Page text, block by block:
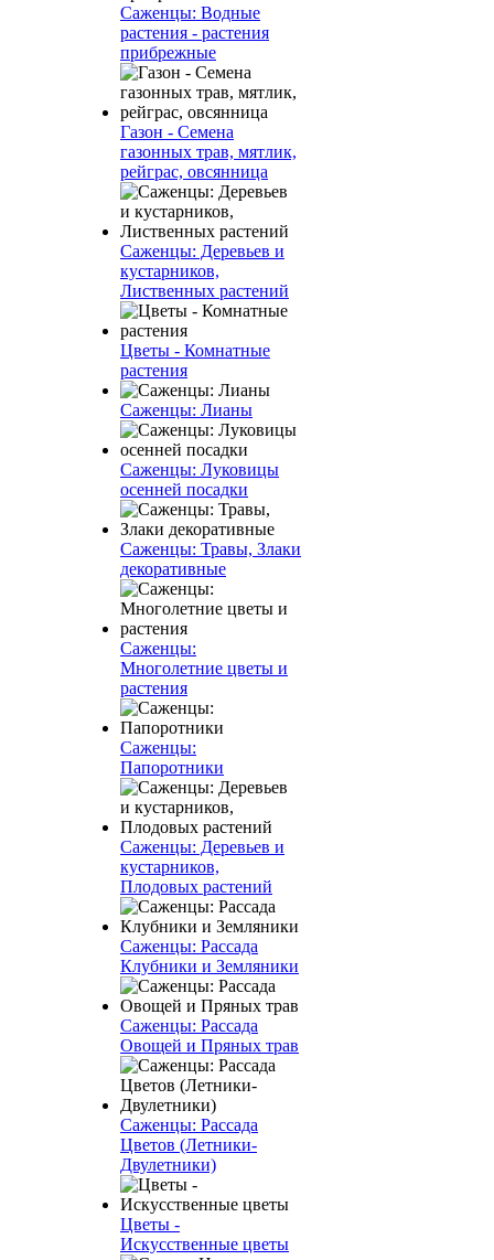
Саженцы: Водные
растения - растения
прибрежные
Газон - Семена
газонных трав, мятлик,
рейграс, овсянница
Саженцы: Деревьев и
кустарников,
Лиственных растений
Цветы - Комнатные
растения
Саженцы: Лианы
Саженцы: Луковицы
осенней посадки
Саженцы: Травы, Злаки
декоративные
Саженцы:
Многолетние цветы и
растения
Саженцы:
Папоротники
Саженцы: Деревьев и
кустарников,
Плодовых растений
Саженцы: Рассада
Клубники и Земляники
Саженцы: Рассада
Овощей и Пряных трав
Саженцы: Рассада
Цветов (Летники-
Двулетники)
Цветы -
Искусственные цветы